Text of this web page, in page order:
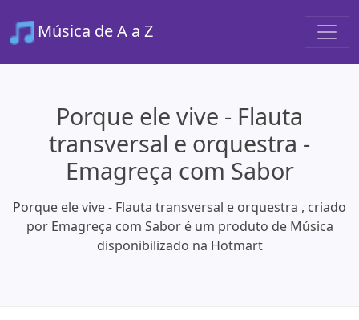
Música de A a Z
Porque ele vive - Flauta
transversal e orquestra -
Emagreça com Sabor
Porque ele vive - Flauta transversal e orquestra , criado
por Emagreça com Sabor é um produto de Música
disponibilizado na Hotmart